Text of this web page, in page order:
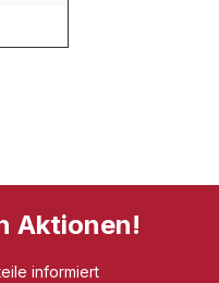
Aktionen!
informiert